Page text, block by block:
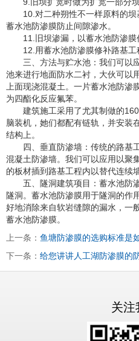
10.对二种朔性不一样原料的
蓄水池防渗膜防止间隙渗水。
11.旧坝渗漏，以蓄水池防渗膜
12.用蓄水池防渗膜修补路基工
三、方法与贮水池：我们可以
池来进行地面防水二衬，大伙可以
上面现浇混凝土。一片蓄水池防
为四酯化反应氟苯。
建筑施工采用了尤其制做的
脑装机，她们都配有链轨，并安装
结构上。
四、垂直防渗墙：传统的路基
混凝土防渗墙。我们可以应用以聚
的板材插到路基工程内以替代连续
五、隧洞建筑项目：蓄水池防
隧洞。蓄水池防渗膜用于隧洞的作
好地消除来自软岩缝隙的漏水，一
蓄水池防渗膜。
上一条： 鱼塘防渗膜的选购标准是
下一条： 给您讲讲人工湖防渗膜的
关注